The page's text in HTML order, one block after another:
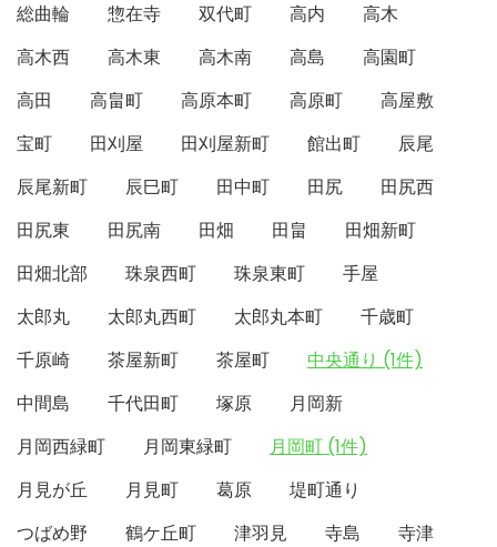
総曲輪
惣在寺 双代町 高内
高木
高木西
高木東 高木南 高島
高園町
高田
高畠町 高原本町 高原町
高屋敷
宝町
田刈屋 田刈屋新町 館出町
辰尾
辰尾新町
辰巳町 田中町 田尻
田尻西
田尻東
田尻南 田畑 田畠
田畑新町
田畑北部
珠泉西町 珠泉東町
手屋
太郎丸
太郎丸西町 太郎丸本町
千歳町
千原崎
茶屋新町 茶屋町
中央通り (1件)
中間島
千代田町 塚原
月岡新
月岡西緑町
月岡東緑町
月岡町 (1件)
月見が丘
月見町 葛原
堤町通り
つばめ野
鶴ケ丘町 津羽見 寺島
寺津